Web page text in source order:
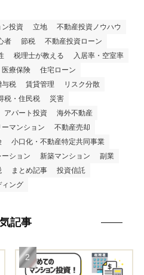
ン投資 立地
不動産投資ノウハウ
者 節税
不動産投資ローン
税理士が教える
入居率・空室率
療保険
住宅ローン
与税 賃貸管理
リスク分散
税・住民税
災害
アパート投資
海外不動産
ーマンション
不動産売却
小口化・不動産特定共同事業
ション 新築マンション
副業
まとめ記事
投資信託
ィング
記事